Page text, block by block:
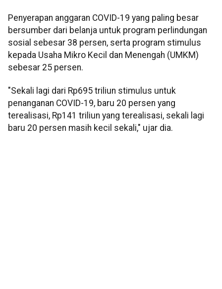
Penyerapan anggaran COVID-19 yang paling besar
bersumber dari belanja untuk program perlindungan
sosial sebesar 38 persen, serta program stimulus
kepada Usaha Mikro Kecil dan Menengah (UMKM)
sebesar 25 persen.
"Sekali lagi dari Rp695 triliun stimulus untuk
penanganan COVID-19, baru 20 persen yang
terealisasi, Rp141 triliun yang terealisasi, sekali lagi
baru 20 persen masih kecil sekali," ujar dia.